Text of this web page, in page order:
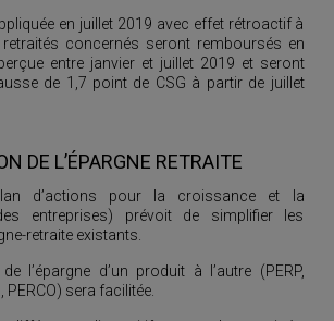
en juillet 2019 avec effet rétroactif à
retraités concernés seront remboursés en
entre janvier et juillet 2019 et seront
de 1,7 point de CSG à partir de juillet
DE L’ÉPARGNE RETRAITE
d’actions pour la croissance et la
entreprises) prévoit de simplifier les
retraite existants.
l’épargne d’un produit à l’autre (PERP,
PERCO) sera facilitée.